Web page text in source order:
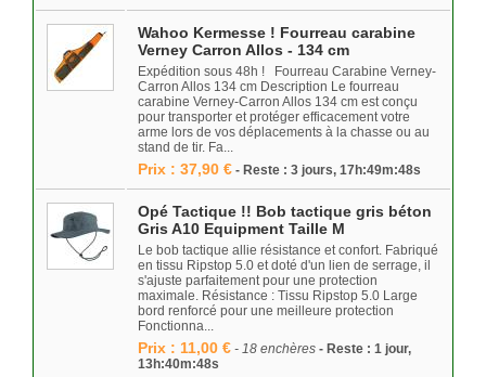
Wahoo Kermesse ! Fourreau carabine
Verney Carron Allos - 134 cm
Expédition sous 48h ! Fourreau Carabine Verney-
Carron Allos 134 cm Description Le fourreau
carabine Verney-Carron Allos 134 cm est conçu
pour transporter et protéger efficacement votre
arme lors de vos déplacements à la chasse ou au
stand de tir. Fa...
Prix : 37,90 € - Reste : 3 jours, 17h:49m:48s
Opé Tactique !! Bob tactique gris béton
Gris A10 Equipment Taille M
Le bob tactique allie résistance et confort. Fabriqué
en tissu Ripstop 5.0 et doté d'un lien de serrage, il
s'ajuste parfaitement pour une protection
maximale. Résistance : Tissu Ripstop 5.0 Large
bord renforcé pour une meilleure protection
Fonctionna...
Prix : 11,00 € - 18 enchères - Reste : 1 jour,
13h:40m:48s